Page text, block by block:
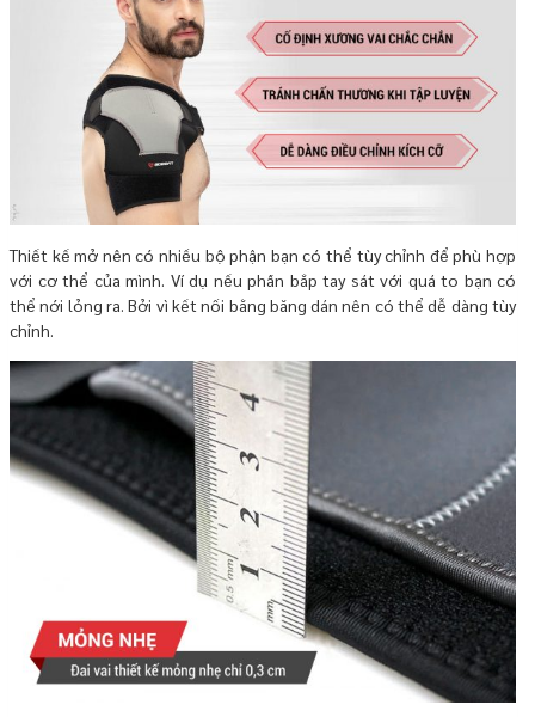
Thiết kế mở nên có nhiều bộ phận bạn có thể tùy chỉnh để phù hợp
với cơ thể của mình. Ví dụ nếu phần bắp tay sát với quá to bạn có
thể nới lỏng ra. Bởi vì kết nối bằng băng dán nên có thể dễ dàng tùy
chỉnh.